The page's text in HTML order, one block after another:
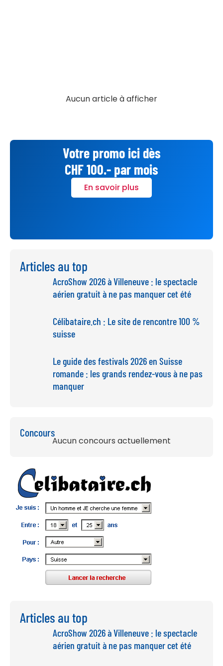
Aucun article à afficher
Votre promo ici dès
CHF 100.- par mois
En savoir plus
Articles au top
AcroShow 2026 à Villeneuve : le spectacle
aérien gratuit à ne pas manquer cet été
Célibataire.ch : Le site de rencontre 100 %
suisse
Le guide des festivals 2026 en Suisse
romande : les grands rendez-vous à ne pas
manquer
Concours
Aucun concours actuellement
Articles au top
AcroShow 2026 à Villeneuve : le spectacle
aérien gratuit à ne pas manquer cet été